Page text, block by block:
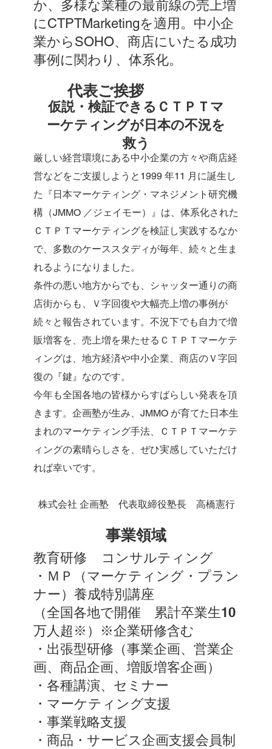
事業領域
教育研修 コンサルティング
・ＭＰ（マーケティング・プラン
ナー）養成特別講座
（全国各地で開催 累計卒業生10
万人超※）※企業研修含む
・出張型研修（事業企画、営業企
画、商品企画、増販増客企画）
・各種講演、セミナー
・マーケティング支援
・事業戦略支援
・商品・サービス企画支援会員制
か、多様な業種の最前線の売上増
にCTPTMarketingを適用。中小企
業からSOHO、商店にいたる成功
事例に関わり、体系化。
代表ご挨拶
仮説・検証できるＣＴＰＴマ
ーケティングが日本の不況を
救う
厳しい経営環境にある中小企業の方々や商店経
営などをご支援しようと1999 年11 月に誕生し
た『日本マーケティング・マネジメント研究機
構（JMMO ／ジェイモー）』は、体系化された
ＣＴＰＴマーケティングを検証し実践するなか
で、多数のケーススタディが毎年、続々と生ま
れるようになりました。
条件の悪い地方からでも、シャッター通りの商
店街からも、Ｖ字回復や大幅売上増の事例が
続々と報告されています。不況下でも自力で増
販増客を、売上増を果たせるＣＴＰＴマーケテ
ィングは、地方経済や中小企業、商店のＶ字回
復の『鍵』なのです。
今年も全国各地の皆様からすばらしい発表を頂
きます。企画塾が生み、JMMO が育てた日本生
まれのマーケティング手法、ＣＴＰＴマーケテ
ィングの素晴らしさを、ぜひ実感していただけ
れば幸いです。
株式会社 企画塾 代表取締役塾長 高橋憲行